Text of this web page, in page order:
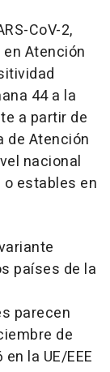
CoV-2,
Atención
44 a la
a partir de
de Atención
nacional
estables en
países de la
parecen
de
la UE/EEE